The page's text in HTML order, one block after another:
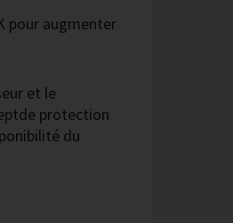
pour augmenter
et le
protection
du